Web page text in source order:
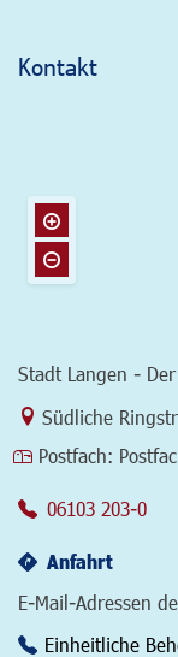
Kontakt
Stadt Langen -
Link zur
Südliche
Postfach:
06103 203-0
Anfahrt
E-Mail-Adressen
Einheitliche